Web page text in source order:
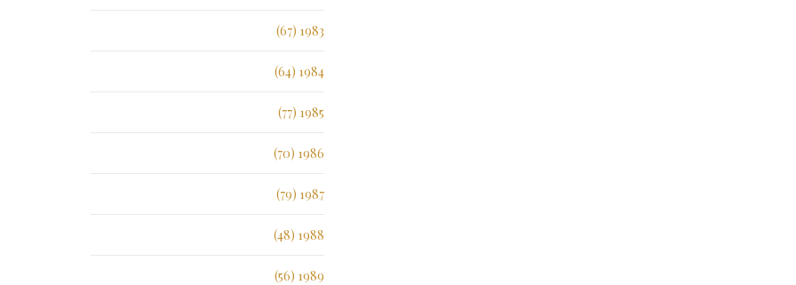
1983 (67)
1984 (64)
1985 (77)
1986 (70)
1987 (79)
1988 (48)
1989 (56)